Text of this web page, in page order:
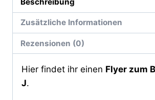
Zusätzliche Informationen
Rezensionen (0)
Hier findet ihr einen Flyer zum
J.